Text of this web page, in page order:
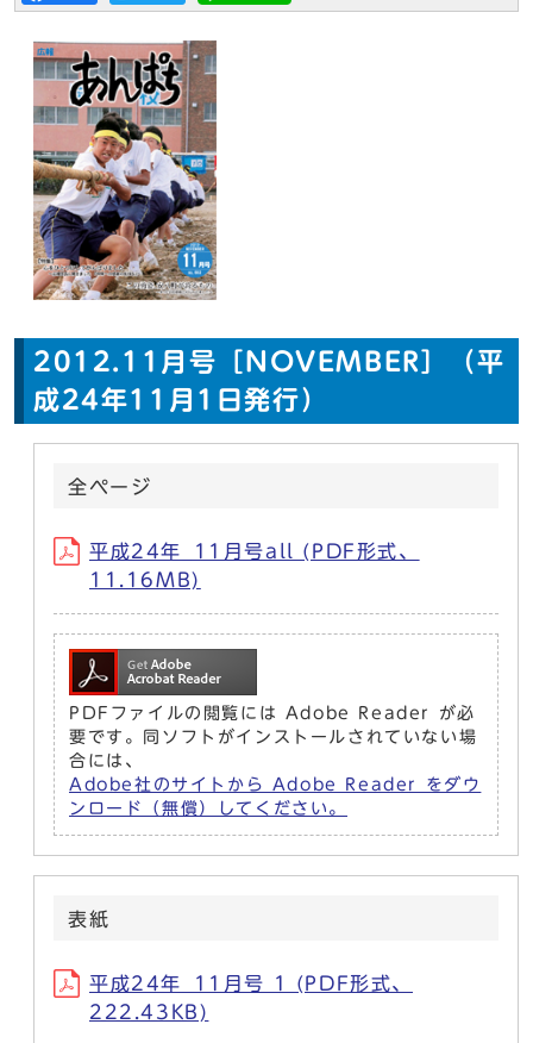
2012.11月号［NOVEMBER］（平
成24年11月1日発行）
全ページ
平成24年_11月号all (PDF形式、
11.16MB)
PDFファイルの閲覧には Adobe Reader が必
要です。同ソフトがインストールされていない場
合には、
Adobe社のサイトから Adobe Reader をダウ
ンロード（無償）してください。
表紙
平成24年_11月号 1 (PDF形式、
222.43KB)